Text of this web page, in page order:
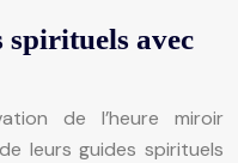
spirituels avec
de l’heure miroir
leurs guides spirituels